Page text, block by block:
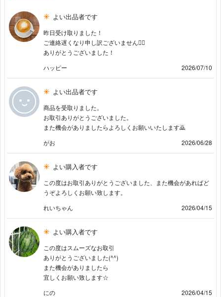
よい出品者です
昨日受け取りました！
ご連絡遅くなり申し訳ございません🙇‍♀️
ありがとうございました！
ハッピー
2026/07/10
よい出品者です
商品を受取りました。
お取引ありがとうございました。
また機会がありましたらよろしくお願いいたします🙇
がお
2026/06/28
よい購入者です
この度はお取引ありがとうございました、また機会があればど
うぞよろしくお願い致します。
れいちゃん
2026/04/15
よい購入者です
この度はスムーズなお取引
ありがとうございました(^^)
また機会がありましたら
宜しくお願い致します☆
にの
2026/04/15